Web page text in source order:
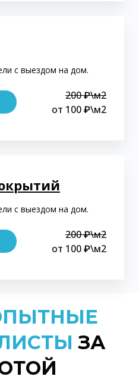
с выездом на дом.
200 ₽\м2
от 100 ₽\м2
с выездом на дом.
200 ₽\м2
от 100 ₽\м2
ЗА